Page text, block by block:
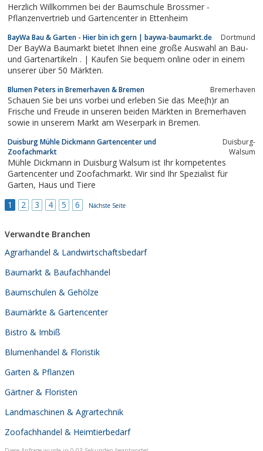
Herzlich Willkommen bei der Baumschule Brossmer -
Pflanzenvertrieb und Gartencenter in Ettenheim
BayWa Bau & Garten - Hier bin ich gern | baywa-baumarkt.de Dortmund
Der BayWa Baumarkt bietet Ihnen eine große Auswahl an Bau-
und Gartenartikeln . | Kaufen Sie bequem online oder in einem
unserer über 50 Märkten.
Blumen Peters in Bremerhaven & Bremen Bremerhaven
Schauen Sie bei uns vorbei und erleben Sie das Mee(h)r an
Frische und Freude in unseren beiden Märkten in Bremerhaven
sowie in unserem Markt am Weserpark in Bremen.
Duisburg Mühle Dickmann Gartencenter und
Zoofachmarkt
Duisburg-
Walsum
Mühle Dickmann in Duisburg Walsum ist Ihr kompetentes
Gartencenter und Zoofachmarkt. Wir sind Ihr Spezialist für
Garten, Haus und Tiere
1
2 3 4 5 6 Nächste Seite
Verwandte Branchen
Agrarhandel & Landwirtschaftsbedarf
Baumarkt & Baufachhandel
Baumschulen & Gehölze
Baumärkte & Gartencenter
Bistro & Imbiß
Blumenhandel & Floristik
Garten & Pflanzen
Gärtner & Floristen
Landmaschinen & Agrartechnik
Zoofachhandel & Heimtierbedarf